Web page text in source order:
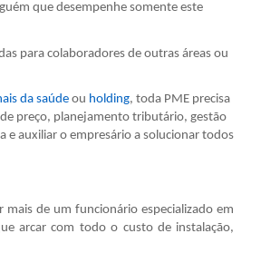
que desempenhe somente este
para colaboradores de outras áreas ou
da saúde ou holding, toda PME precisa
preço, planejamento tributário, gestão
e auxiliar o empresário a solucionar todos
de um funcionário especializado em
arcar com todo o custo de instalação,